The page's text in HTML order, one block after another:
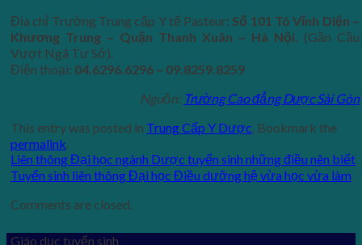
Địa chỉ Trường Trung cấp Y tế Pasteur: Số 101 Tô Vĩnh Diện –
Khương Trung – Quận Thanh Xuân – Hà Nội. (Gần Cầu
Vượt Ngã Tư Sở).
Điện thoại: 04.6296.6296 – 09.8259.8259
Nguồn: Trường Cao đẳng Dược Sài Gòn
This entry was posted in Trung Cấp Y Dược. Bookmark the
permalink.
Liên thông Đại học ngành Dược tuyển sinh những điều nên biết
Tuyển sinh liên thông Đại học Điều dưỡng hệ vừa học vừa làm
Comments are closed.
Giáo dục tuyển sinh